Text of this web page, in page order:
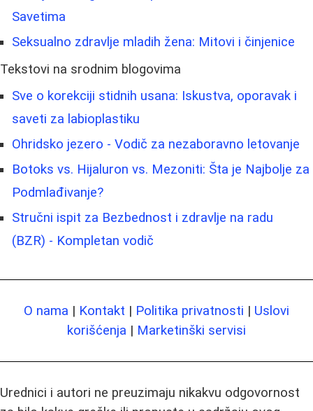
Savetima
Seksualno zdravlje mladih žena: Mitovi i činjenice
Tekstovi na srodnim blogovima
Sve o korekciji stidnih usana: Iskustva, oporavak i
saveti za labioplastiku
Ohridsko jezero - Vodič za nezaboravno letovanje
Botoks vs. Hijaluron vs. Mezoniti: Šta je Najbolje za
Podmlađivanje?
Stručni ispit za Bezbednost i zdravlje na radu
(BZR) - Kompletan vodič
O nama | Kontakt | Politika privatnosti | Uslovi
korišćenja | Marketinški servisi
Urednici i autori ne preuzimaju nikakvu odgovornost